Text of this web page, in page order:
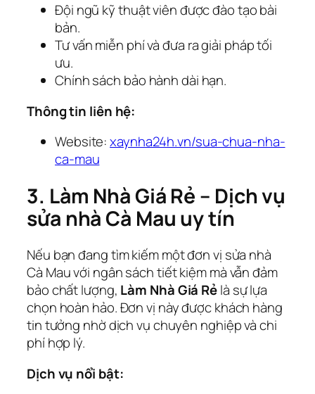
Đội ngũ kỹ thuật viên được đào tạo bài
bản.
Tư vấn miễn phí và đưa ra giải pháp tối
ưu.
Chính sách bảo hành dài hạn.
Thông tin liên hệ:
Website:xaynha24h.vn/sua-chua-nha-
ca-mau
3. Làm Nhà Giá Rẻ – Dịch vụ
sửa nhà Cà Mau uy tín
Nếu bạn đang tìm kiếm một đơn vị sửa nhà
Cà Mau với ngân sách tiết kiệm mà vẫn đảm
bảo chất lượng, Làm Nhà Giá Rẻlà sự lựa
chọn hoàn hảo. Đơn vị này được khách hàng
tin tưởng nhờ dịch vụ chuyên nghiệp và chi
phí hợp lý.
Dịch vụ nổi bật: